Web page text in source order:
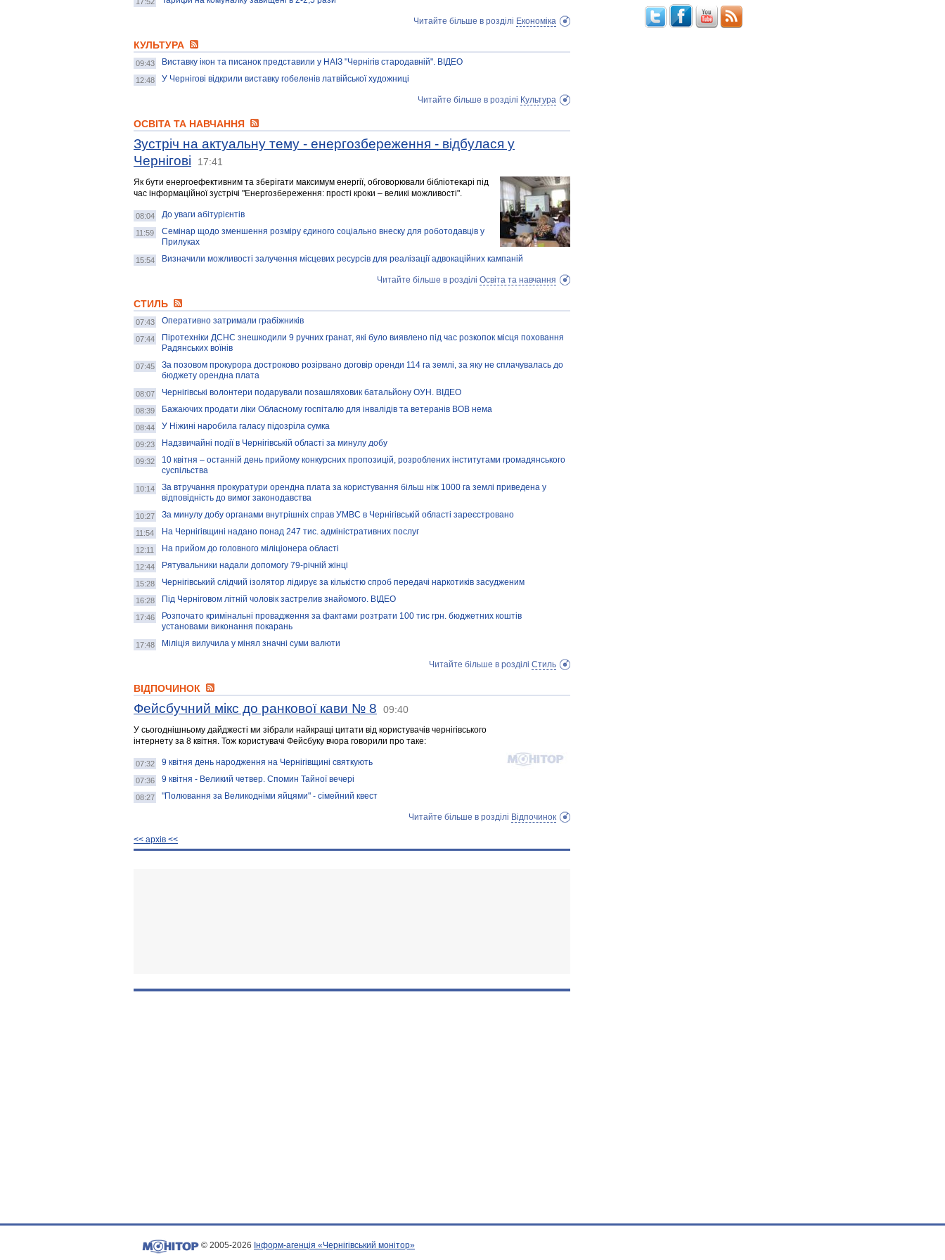
Читайте більше в розділі Економіка
КУЛЬТУРА
09:43 Виставку ікон та писанок представили у НАІЗ "Чернігів стародавній". ВІДЕО
12:48 У Чернігові відкрили виставку гобеленів латвійської художниці
Читайте більше в розділі Культура
ОСВІТА ТА НАВЧАННЯ
Зустріч на актуальну тему - енергозбереження - відбулася у
Чернігові
17:41
Як бути енергоефективним та зберігати максимум енергії, обговорювали бібліотекарі під
час інформаційної зустрічі "Енергозбереження: прості кроки – великі можливості".
08:04 До уваги абітурієнтів
11:59
Семінар щодо зменшення розміру єдиного соціально внеску для роботодавців у
Прилуках
15:54 Визначили можливості залучення місцевих ресурсів для реалізації адвокаційних кампаній
Читайте більше в розділі Освіта та навчання
СТИЛЬ
07:43 Оперативно затримали грабіжників
07:44
Піротехніки ДСНС знешкодили 9 ручних гранат, які було виявлено під час розкопок місця поховання
Радянських воїнів
07:45
За позовом прокурора достроково розірвано договір оренди 114 га землі, за яку не сплачувалась до
бюджету орендна плата
08:07 Чернігівські волонтери подарували позашляховик батальйону ОУН. ВІДЕО
08:39 Бажаючих продати ліки Обласному госпіталю для інвалідів та ветеранів ВОВ нема
08:44 У Ніжині наробила галасу підозріла сумка
09:23 Надзвичайні події в Чернігівській області за минулу добу
09:32
10 квітня – останній день прийому конкурсних пропозицій, розроблених інститутами громадянського
суспільства
10:14
За втручання прокуратури орендна плата за користування більш ніж 1000 га землі приведена у
відповідність до вимог законодавства
10:27 За минулу добу органами внутрішніх справ УМВС в Чернігівській області зареєстровано
11:54 На Чернігівщині надано понад 247 тис. адміністративних послуг
12:11 На прийом до головного міліціонера області
12:44 Рятувальники надали допомогу 79-річній жінці
15:28 Чернігівський слідчий ізолятор лідирує за кількістю спроб передачі наркотиків засудженим
16:28 Під Черніговом літній чоловік застрелив знайомого. ВІДЕО
17:46
Розпочато кримінальні провадження за фактами розтрати 100 тис грн. бюджетних коштів
установами виконання покарань
17:48 Міліція вилучила у мінял значні суми валюти
Читайте більше в розділі Стиль
ВІДПОЧИНОК
Фейсбучний мікс до ранкової кави № 8 09:40
У сьогоднішньому дайджесті ми зібрали найкращі цитати від користувачів чернігівського
інтернету за 8 квітня. Тож користувачі Фейсбуку вчора говорили про таке:
07:32 9 квітня день народження на Чернігівщині святкують
07:36 9 квітня - Великий четвер. Спомин Тайної вечері
08:27 "Полювання за Великодніми яйцями" - сімейний квест
Читайте більше в розділі Відпочинок
<< архiв <<
© 2005-2026 Інформ-агенція «Чернігівський монітор»